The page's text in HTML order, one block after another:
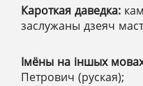
Кароткая даведка:
заслужаны дзеяч
Імёны на іншых
Петрович (руская);